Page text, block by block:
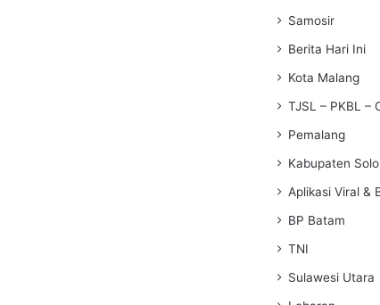
Samosir
Berita Hari Ini
Kota Malang
TJSL – PKBL –
Pemalang
Kabupaten
Aplikasi Viral &
BP Batam
TNI
Sulawesi Utara